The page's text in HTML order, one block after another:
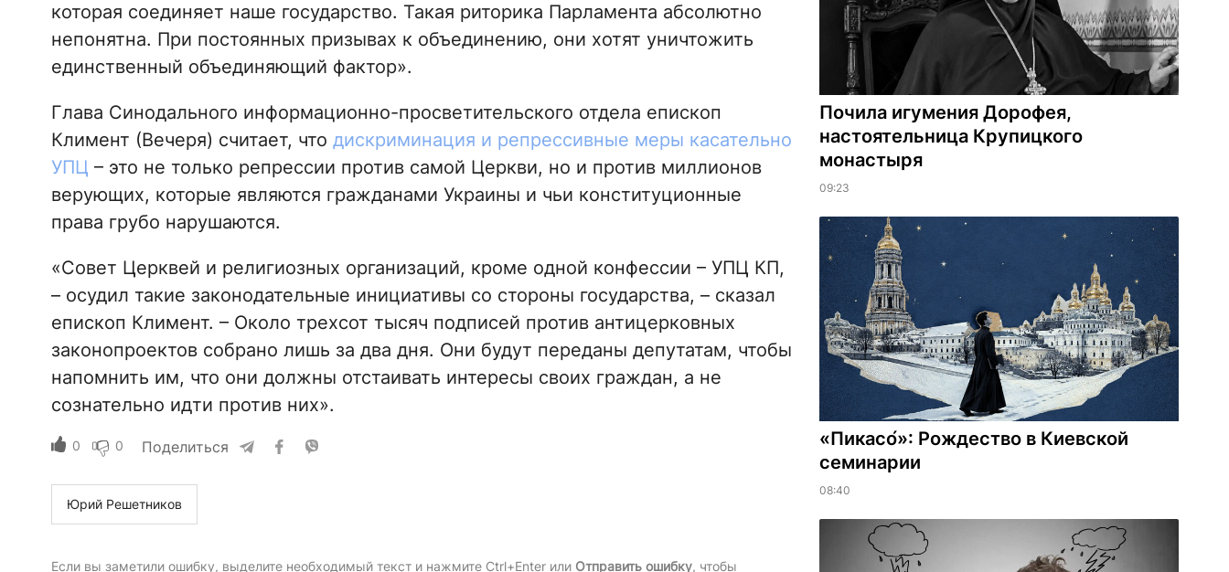
которая соединяет наше государство. Такая риторика Парламента абсолютно
непонятна. При постоянных призывах к объединению, они хотят уничтожить
единственный объединяющий фактор».
Глава Синодального информационно-просветительского отдела епископ
Климент (Вечеря) считает, что дискриминация и репрессивные меры касательно
УПЦ – это не только репрессии против самой Церкви, но и против миллионов
верующих, которые являются гражданами Украины и чьи конституционные
права грубо нарушаются.
«Совет Церквей и религиозных организаций, кроме одной конфессии – УПЦ КП,
– осудил такие законодательные инициативы со стороны государства, – сказал
епископ Климент. – Около трехсот тысяч подписей против антицерковных
законопроектов собрано лишь за два дня. Они будут переданы депутатам, чтобы
напомнить им, что они должны отстаивать интересы своих граждан, а не
сознательно идти против них».
0 0 Поделиться
Юрий Решетников
Если вы заметили ошибку, выделите необходимый текст и нажмите Ctrl+Enter или Отправить ошибку, чтобы
Почила игумения Дорофея,
настоятельница Крупицкого
монастыря
09:23
«Пикасо́»: Рождество в Киевской
семинарии
08:40